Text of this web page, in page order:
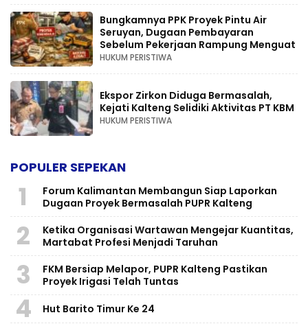
Bungkamnya PPK Proyek Pintu Air
Seruyan, Dugaan Pembayaran
Sebelum Pekerjaan Rampung Menguat
HUKUM PERISTIWA
Ekspor Zirkon Diduga Bermasalah,
Kejati Kalteng Selidiki Aktivitas PT KBM
HUKUM PERISTIWA
POPULER SEPEKAN
1
Forum Kalimantan Membangun Siap Laporkan
Dugaan Proyek Bermasalah PUPR Kalteng
2
Ketika Organisasi Wartawan Mengejar Kuantitas,
Martabat Profesi Menjadi Taruhan
3
FKM Bersiap Melapor, PUPR Kalteng Pastikan
Proyek Irigasi Telah Tuntas
4 Hut Barito Timur Ke 24